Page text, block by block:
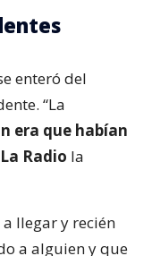
enteró del
“La
era que habían
La Radio la
a llegar y recién
a alguien y que